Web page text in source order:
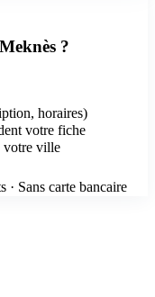
?
horaires)
votre fiche
votre ville
· Sans carte bancaire